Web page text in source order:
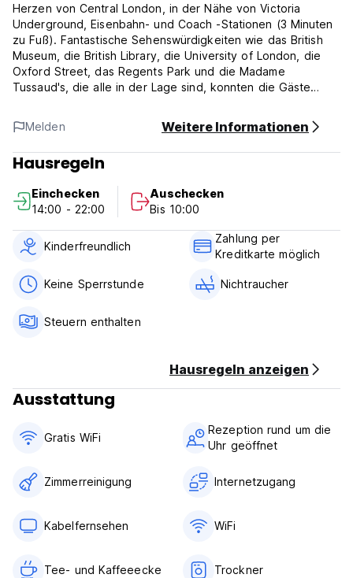
Herzen von Central London, in der Nähe von Victoria
Underground, Eisenbahn- und Coach -Stationen (3 Minuten
zu Fuß). Fantastische Sehenswürdigkeiten wie das British
Museum, die British Library, die University of London, die
Oxford Street, das Regents Park und die Madame
Tussaud's, die alle in der Lage sind, konnten die Gäste
Parkhotelrichtlinien und -bedingungen:
Stornierungsrichtlinie: 48h vor der Ankunft. Im Falle einer
ersten Nacht Ihres Aufenthalts berechnet.
Diese Eigenschaft kann Ihre Karte vor Ihrer Ankunft
vorautieren, um Ihre Buchung zu sichern.
24 -stündiger Empfang.
Checken Sie von 14:00 bis 22:00 Uhr ein.
Schauen Sie sich von 07:00 bis 10:00 Uhr an.
Zahlung bei Ankunft durch Kreditkarten, Debitkarten.
Frühstück nicht inbegriffen.
Gratis Wifi.
Straßenparkplätze zur Verfügung. (Auto-translated from
original language)
Melden Weitere Informationen
Hausregeln
Einchecken
14:00 - 22:00
Auschecken
Bis 10:00
Kinderfreundlich
Zahlung per
Kreditkarte möglich
Keine Sperrstunde Nichtraucher
Steuern enthalten
Hausregeln anzeigen
Ausstattung
Gratis WiFi
Rezeption rund um die
Uhr geöffnet
Zimmerreinigung Internetzugang
Kabelfernsehen WiFi
Tee- und Kaffeeecke Trockner